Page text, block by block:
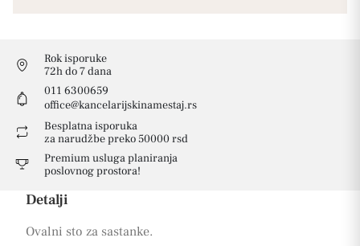
Rok isporuke
72h do 7 dana
011 6300659
office@kancelarijskinamestaj.rs
Besplatna isporuka
za narudžbe preko 50000 rsd
Premium usluga planiranja
poslovnog prostora!
Detalji
Ovalni sto za sastanke.